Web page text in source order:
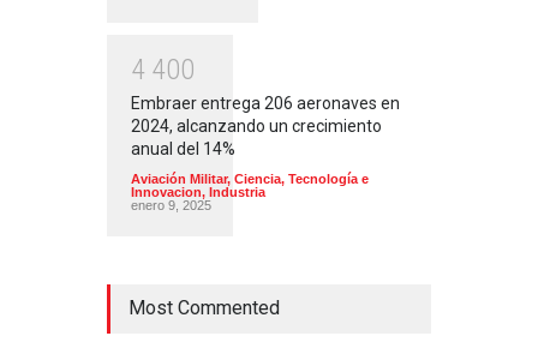
4 400
Embraer entrega 206 aeronaves en
2024, alcanzando un crecimiento
anual del 14%
Aviación Militar, Ciencia, Tecnología e
Innovacion, Industria
enero 9, 2025
Most Commented